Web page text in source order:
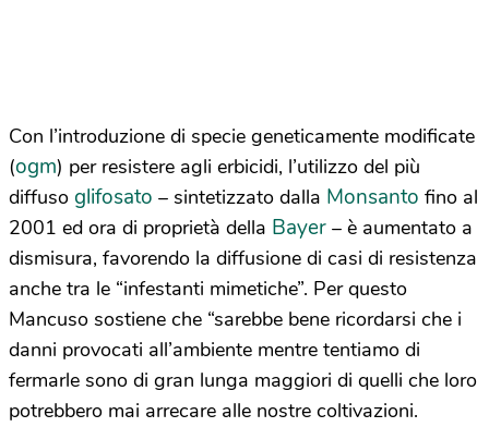
Con l’introduzione di specie geneticamente modificate
(ogm) per resistere agli erbicidi, l’utilizzo del più
diffuso glifosato – sintetizzato dalla Monsanto fino al
2001 ed ora di proprietà della Bayer – è aumentato a
dismisura, favorendo la diffusione di casi di resistenza
anche tra le “infestanti mimetiche”. Per questo
Mancuso sostiene che “sarebbe bene ricordarsi che i
danni provocati all’ambiente mentre tentiamo di
fermarle sono di gran lunga maggiori di quelli che loro
potrebbero mai arrecare alle nostre coltivazioni.